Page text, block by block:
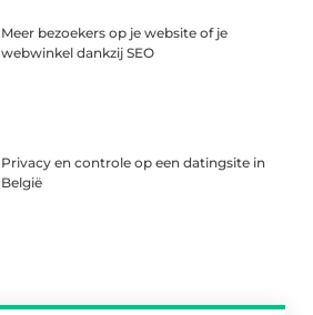
Meer bezoekers op je website of je
webwinkel dankzij SEO
Privacy en controle op een datingsite in
België